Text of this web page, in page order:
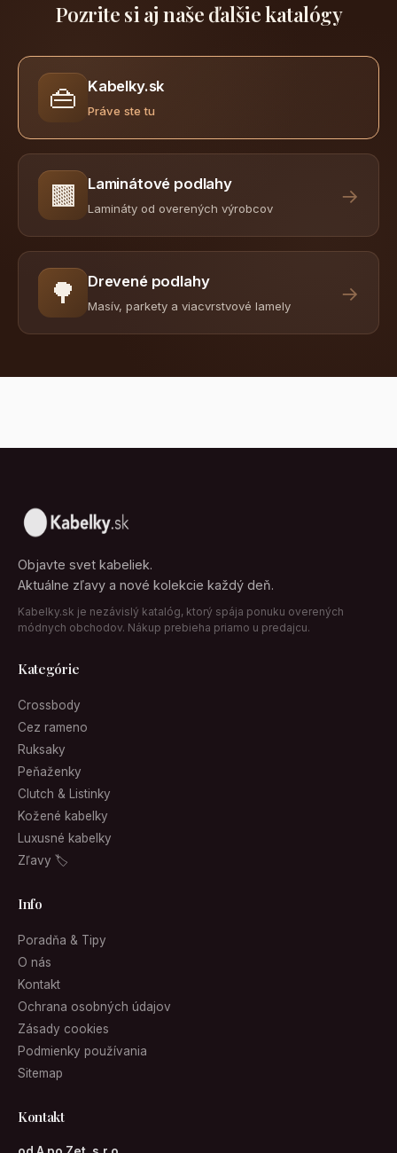
Pozrite si aj naše ďalšie katalógy
👜 Kabelky.sk
Práve ste tu
🟫 Laminátové podlahy
Lamináty od overených výrobcov
→
🌳 Drevené podlahy
Masív, parkety a viacvrstvové lamely
→
Objavte svet kabeliek.
Aktuálne zľavy a nové kolekcie každý deň.
Kabelky.sk je nezávislý katalóg, ktorý spája ponuku overených
módnych obchodov. Nákup prebieha priamo u predajcu.
Kategórie
Crossbody
Cez rameno
Ruksaky
Peňaženky
Clutch & Listinky
Kožené kabelky
Luxusné kabelky
Zľavy 🏷
Info
Poradňa & Tipy
O nás
Kontakt
Ochrana osobných údajov
Zásady cookies
Podmienky používania
Sitemap
Kontakt